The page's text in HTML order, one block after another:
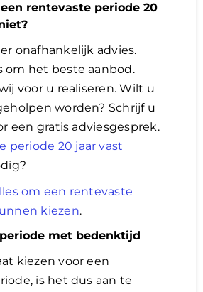
rentevaste periode 20
onafhankelijk advies.
om het beste aanbod.
voor u realiseren. Wilt u
worden? Schrijf u
een gratis adviesgesprek.
om een rentevaste
kiezen.
met bedenktijd
kiezen voor een
is het dus aan te